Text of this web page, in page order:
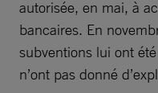
autorisée, en mai, à
bancaires. En
subventions lui ont
n’ont pas donné